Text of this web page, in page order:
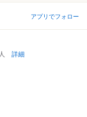
アプリでフォロー
詳細